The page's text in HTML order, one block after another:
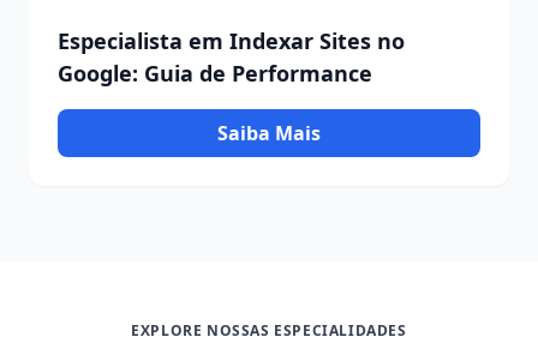
Especialista em Indexar Sites no
Google: Guia de Performance
Saiba Mais
EXPLORE NOSSAS ESPECIALIDADES